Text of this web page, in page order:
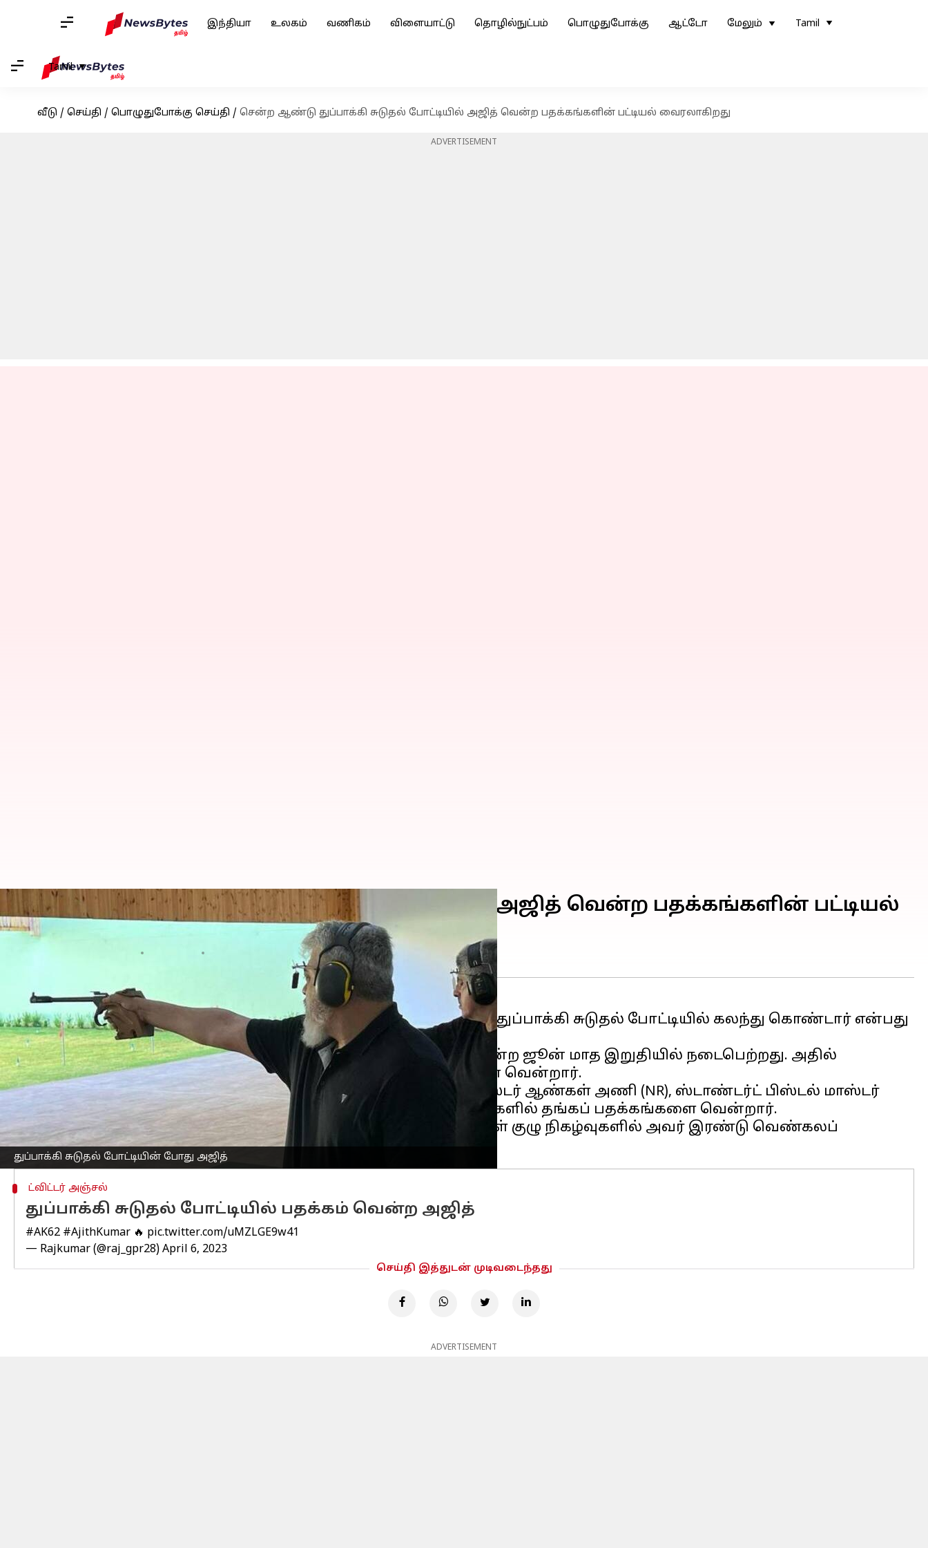
இந்தியா உலகம் வணிகம் விளையாட்டு தொழில்நுட்பம் பொழுதுபோக்கு ஆட்டோ மேலும் Tamil
Tamil
வீடு / செய்தி / பொழுதுபோக்கு செய்தி / சென்ற ஆண்டு துப்பாக்கி சுடுதல் போட்டியில் அஜித் வென்ற பதக்கங்களின் பட்டியல் வைரலாகிறது
ADVERTISEMENT
துப்பாக்கி சுடுதல் போட்டியின் போது அஜித்
சென்ற ஆண்டு துப்பாக்கி சுடுதல் போட்டியில் அஜித் வென்ற பதக்கங்களின் பட்டியல்
வைரலாகிறது
செய்தி முன்னோட்டம்
நடிகர்அஜித்குமார்சென்ற ஆண்டு திருச்சியில் நடைபெற்ற மாநில துப்பாக்கி சுடுதல் போட்டியில் கலந்து கொண்டார் என்பது
உங்களுக்கு நினைவிருக்கலாம்.
47வது தமிழ்நாடு மாநில துப்பாக்கி சுடுதல் போட்டி திருச்சியில் சென்ற ஜூன் மாத இறுதியில் நடைபெற்றது. அதில்
அஜித்குமார், நான்கு தங்கம் மற்றும் இரண்டு வெண்கல பதக்கங்கள் வென்றார்.
அஜித்குமார், CFP மாஸ்டர் ஆண்கள் அணி, ஸ்டாண்டர்ட் பிஸ்டல் மாஸ்டர் ஆண்கள் அணி (NR), ஸ்டாண்டர்ட் பிஸ்டல் மாஸ்டர்
ஆண்கள் அணி (ISSF), மற்றும் 50m FP மாஸ்டர் ஆண்கள் குழு நிகழ்வுகளில் தங்கப் பதக்கங்களை வென்றார்.
மேலும், 50m FP ஆண்கள் அணி மற்றும் ஸ்டாண்டர்ட் பிஸ்டல் ஆண்கள் குழு நிகழ்வுகளில் அவர் இரண்டு வெண்கலப்
ட்விட்டர் அஞ்சல்
துப்பாக்கி சுடுதல் போட்டியில் பதக்கம் வென்ற அஜித்
#AK62 #AjithKumar 🔥 pic.twitter.com/uMZLGE9w41
— Rajkumar (@raj_gpr28) April 6, 2023
செய்தி இத்துடன் முடிவடைந்தது
ADVERTISEMENT